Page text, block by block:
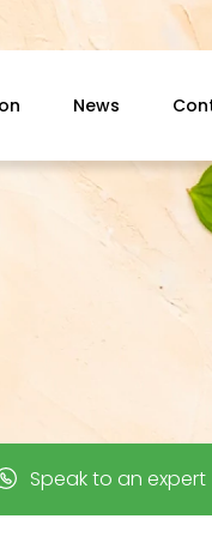
News
Speak to an expert